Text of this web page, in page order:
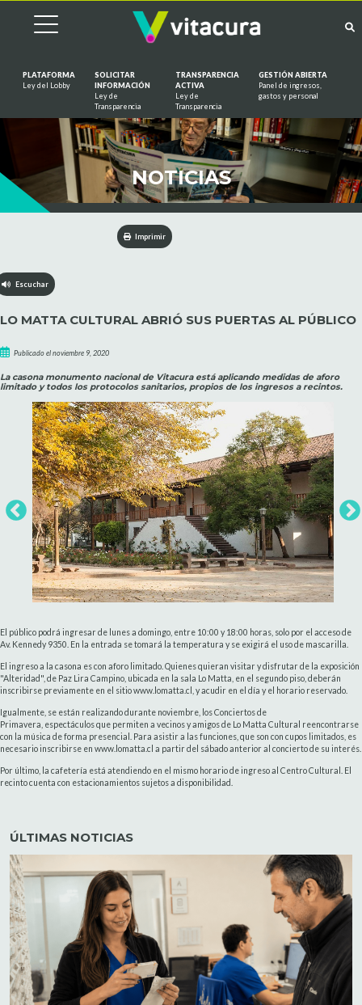
PLATAFORMA
Ley del Lobby
SOLICITAR
INFORMACIÓN
Ley de
Transparencia
TRANSPARENCIA
ACTIVA
Ley de
Transparencia
GESTIÓN ABIERTA
Panel de ingresos,
gastos y personal
NOTICIAS
Imprimir
Escuchar
LO MATTA CULTURAL ABRIÓ SUS PUERTAS AL PÚBLICO
Publicado el noviembre 9, 2020
La casona monumento nacional de Vitacura está aplicando medidas de aforo
limitado y todos los protocolos sanitarios, propios de los ingresos a recintos.
El público podrá ingresar de lunes a domingo, entre 10:00 y 18:00 horas, solo por el acceso de
Av. Kennedy 9350. En la entrada se tomará la temperatura y se exigirá el uso de mascarilla.
El ingreso a la casona es con aforo limitado. Quienes quieran visitar y disfrutar de la exposición
"Alteridad", de Paz Lira Campino, ubicada en la sala Lo Matta, en el segundo piso, deberán
inscribirse previamente en el sitio www.lomatta.cl, y acudir en el día y el horario reservado.
Igualmente, se están realizando durante noviembre, los Conciertos de
Primavera, espectáculos que permiten a vecinos y amigos de Lo Matta Cultural reencontrarse
con la música de forma presencial. Para asistir a las funciones, que son con cupos limitados, es
necesario inscribirse en www.lomatta.cl a partir del sábado anterior al concierto de su interés.
Por último, la cafetería está atendiendo en el mismo horario de ingreso al Centro Cultural. El
recinto cuenta con estacionamientos sujetos a disponibilidad.
ÚLTIMAS NOTICIAS